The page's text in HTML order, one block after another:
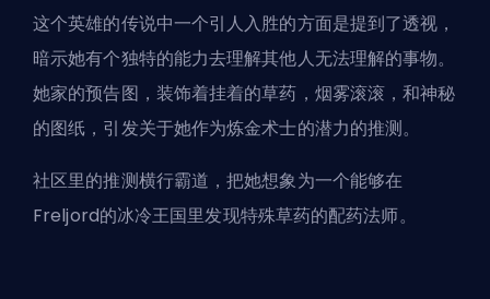
这个英雄的传说中一个引人入胜的方面是提到了透视，
暗示她有个独特的能力去理解其他人无法理解的事物。
她家的预告图，装饰着挂着的草药，烟雾滚滚，和神秘
的图纸，引发关于她作为炼金术士的潜力的推测。
社区里的推测横行霸道，把她想象为一个能够在
Freljord的冰冷王国里发现特殊草药的配药法师。